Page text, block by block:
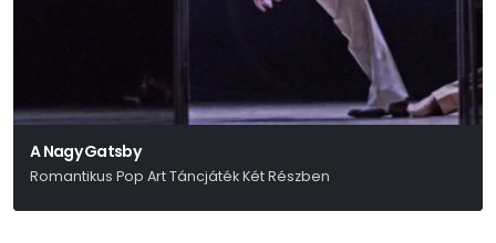
A Nagy Gatsby
Romantikus Pop Art Táncjáték Két Részben